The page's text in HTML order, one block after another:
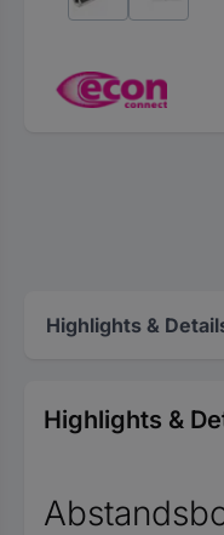
Highlights &
Highlights &